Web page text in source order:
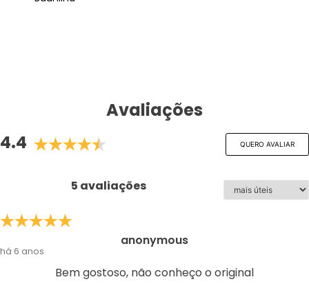
Avaliações
4.4
QUERO AVALIAR
5 avaliações
anonymous
há 6 anos
Bem gostoso, não conheço o original